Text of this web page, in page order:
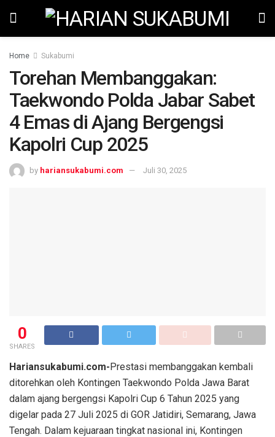
Home Sukabumi
Torehan Membanggakan:
Taekwondo Polda Jabar Sabet
4 Emas di Ajang Bergengsi
Kapolri Cup 2025
by hariansukabumi.com Juli 30, 2025
0
SHARES
Hariansukabumi.com-Prestasi membanggakan kembali
ditorehkan oleh Kontingen Taekwondo Polda Jawa Barat
dalam ajang bergengsi Kapolri Cup 6 Tahun 2025 yang
digelar pada 27 Juli 2025 di GOR Jatidiri, Semarang, Jawa
Tengah. Dalam kejuaraan tingkat nasional ini, Kontingen